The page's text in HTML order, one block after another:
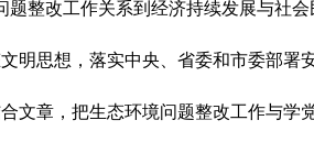
整改工作关系到经济持续发展与社会
明思想，落实中央、省委和市委部署
文章，把生态环境问题整改工作与学